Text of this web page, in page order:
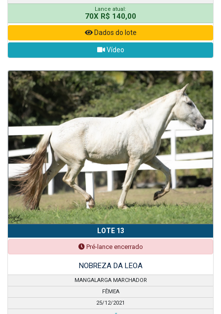
Lance atual:
70X R$ 140,00
Dados do lote
Vídeo
LOTE 13
Pré-lance encerrado
NOBREZA DA LEOA
MANGALARGA MARCHADOR
FÊMEA
25/12/2021